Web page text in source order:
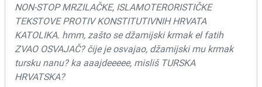
NON-STOP MRZILAČKE, ISLAMOTERORISTIČKE
TEKSTOVE PROTIV KONSTITUTIVNIH HRVATA
KATOLIKA. hmm, zašto se džamijski krmak el fatih
ZVAO OSVAJAČ? čije je osvajao, džamijski mu krmak
tursku nanu? ka aaajdeeeee, misliš TURSKA
HRVATSKA?